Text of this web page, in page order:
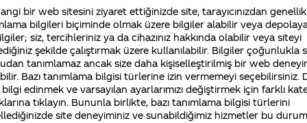
Sürdürülebilirlik Marka
Gıda mühendisiyim bünyenizde
istiyorum,yardımcı olur musunuz?
Kurumsal
4355 Soru
Coca-Cola Şirketi
merak ettikleriniz.
Fabrikalarımız,
sertifikalarımız, faaliyet
gösterdiğimiz ülkeler,
tarihçemiz ve daha
bir web sitesini ziyaret ettiğinizde site, tarayıcınızdan
bilgileri biçiminde olmak üzere bilgiler alabilir veya
siz, tercihleriniz ya da cihazınız hakkında olabilir veya siteyi
şekilde çalıştırmak üzere kullanılabilir. Bilgiler çoğunlukla
tanımlamaz ancak size daha kişiselleştirilmiş bir web
Bazı tanımlama bilgisi türlerine izin vermemeyi seçebilirsiniz.
edinmek ve varsayılan ayarlarımızı değiştirmek için farklı
tıklayın. Bununla birlikte, bazı tanımlama bilgisi türlerini
site deneyiminiz ve sunabildiğimiz hizmetler bu